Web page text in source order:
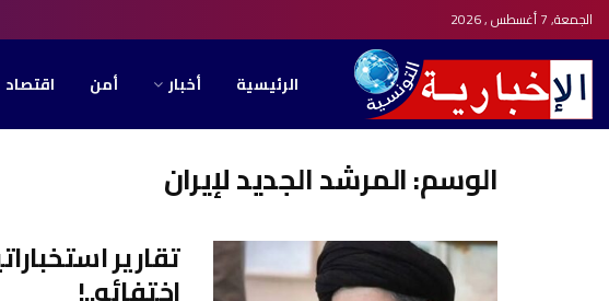
الجمعة, 7 أغسطس , 2026
الرئيسية أخبار أمن اقتصاد
الوسم:المرشد الجديد لإيران
تقارير